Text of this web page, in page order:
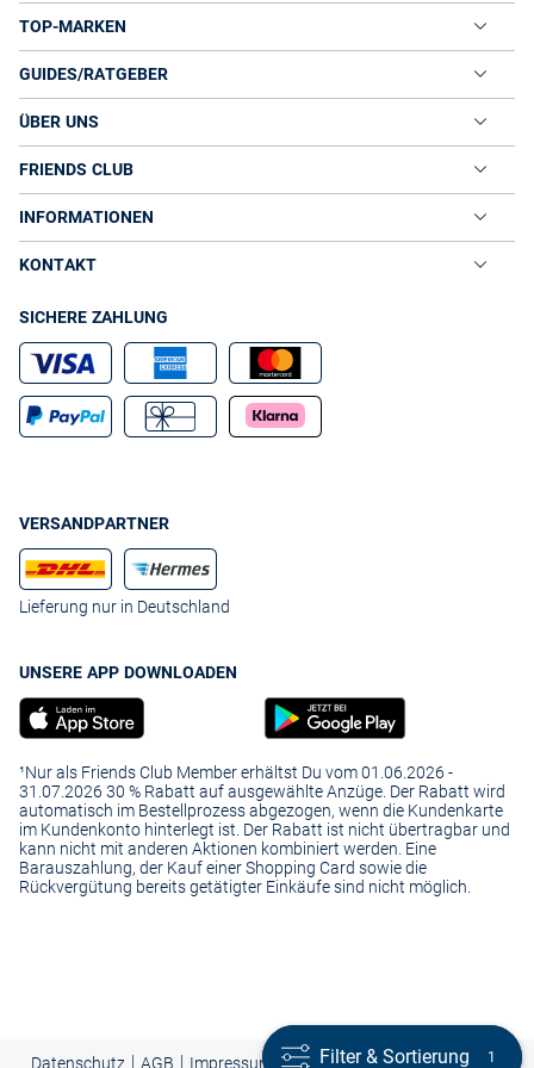
Sie wollen in kernigen Booties dem Winterwetter trotzen oder in
klassischen Stiefeletten den Büro-Alltag leichten Fußes meistern?
Schauen Sie sich im VAN GRAAF Onlineshop um und Sie werden
bestimmt den entsprechenden Damenschuh entdecken. Ob ein
Bootie aus Lackleder oder eine Nieten-Stiefelette aus Lederimitat,
und Designs. Unser Sortiment umfasst z. B. sportliche Timberlands,
unverwechselbaren Style versprechen. Natürlich sind im VAN
präsentieren wir neben hochwertigen Booties tolle Kombimode und
TOP-MARKEN
GUIDES/RATGEBER
ÜBER UNS
FRIENDS CLUB
INFORMATIONEN
KONTAKT
SICHERE ZAHLUNG
VERSANDPARTNER
Lieferung nur in Deutschland
UNSERE APP DOWNLOADEN
¹Nur als Friends Club Member erhältst Du vom 01.06.2026 -
31.07.2026 30 % Rabatt auf ausgewählte Anzüge. Der Rabatt wird
automatisch im Bestellprozess abgezogen, wenn die Kundenkarte
im Kundenkonto hinterlegt ist. Der Rabatt ist nicht übertragbar und
kann nicht mit anderen Aktionen kombiniert werden. Eine
Barauszahlung, der Kauf einer Shopping Card sowie die
Rückvergütung bereits getätigter Einkäufe sind nicht möglich.
Datenschutz | AGB | Impressum | Cookie-Einstellungen | Presse
Filter & Sortierung 1
Filter & Sortierung 1